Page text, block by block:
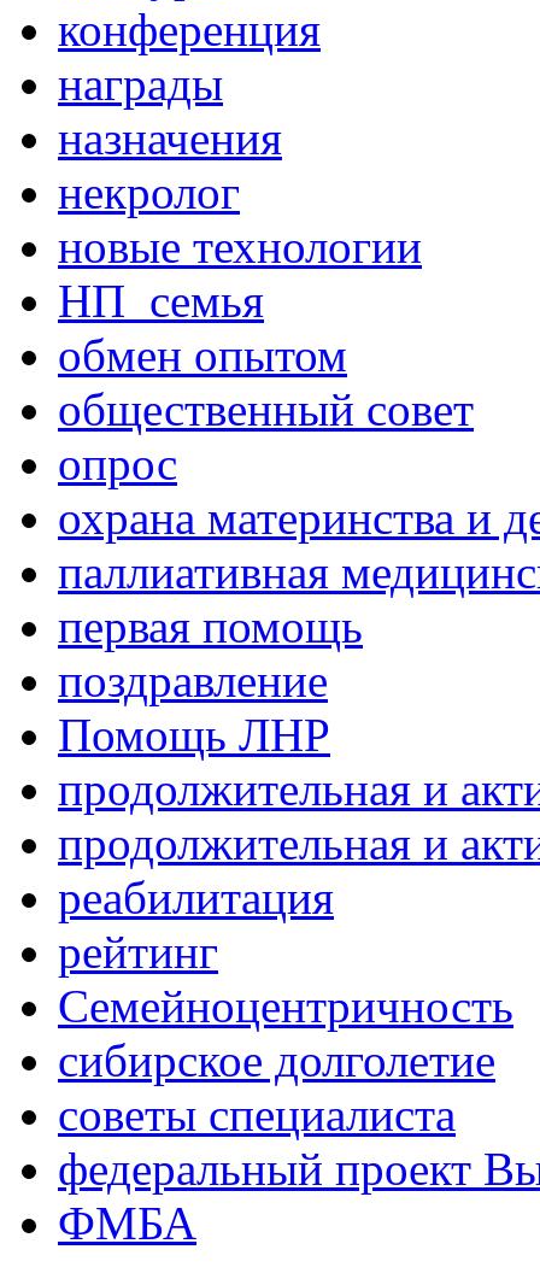
конференция
награды
назначения
некролог
новые технологии
НП_семья
обмен опытом
общественный совет
опрос
охрана материнства и
паллиативная
первая помощь
поздравление
Помощь ЛНР
продолжительная и
продолжительная и
реабилитация
рейтинг
Семейноцентричность
сибирское долголетие
советы специалиста
федеральный проект
ФМБА